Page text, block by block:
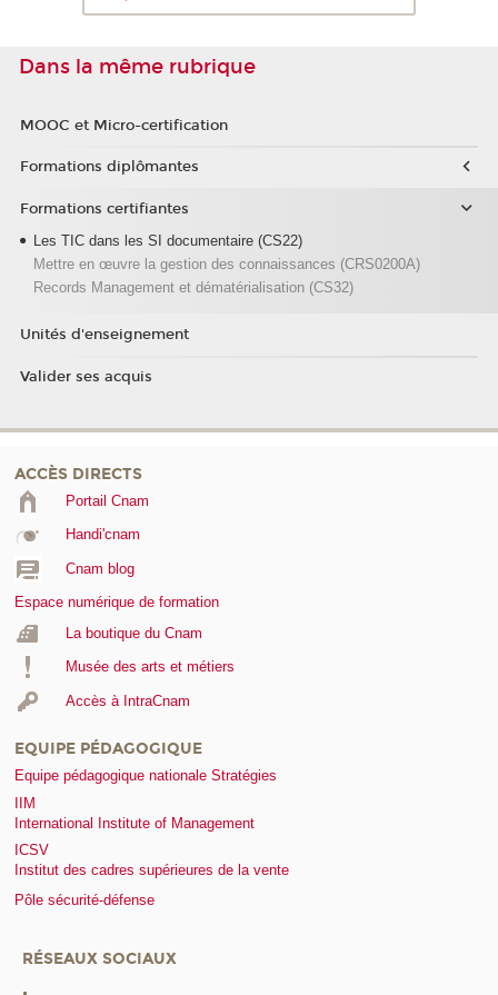
Dans la même rubrique
MOOC et Micro-certification
Formations diplômantes
Formations certifiantes
Les TIC dans les SI documentaire (CS22)
Mettre en œuvre la gestion des connaissances (CRS0200A)
Records Management et dématérialisation (CS32)
Unités d'enseignement
Valider ses acquis
ACCÈS DIRECTS
Portail Cnam
Handi'cnam
Cnam blog
Espace numérique de formation
La boutique du Cnam
Musée des arts et métiers
Accès à IntraCnam
EQUIPE PÉDAGOGIQUE
Equipe pédagogique nationale Stratégies
IIM
International Institute of Management
ICSV
Institut des cadres supérieures de la vente
Pôle sécurité-défense
RÉSEAUX SOCIAUX